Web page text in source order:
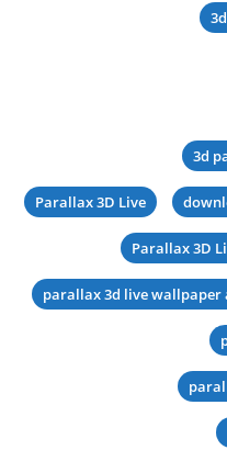
3d
Parallax 3D Live
Parallax 3D
parallax 3d live wallpaper